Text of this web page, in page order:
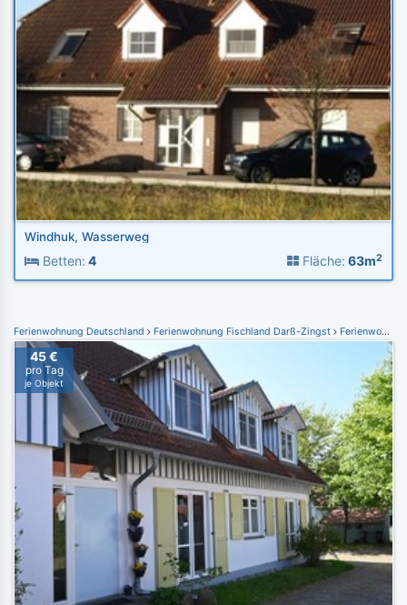
Windhuk, Wasserweg
Betten: 4 Fläche: 63m2
Ferienwohnung Deutschland Ferienwohnung Fischland Darß-Zingst Ferienwohnung Prerow
45 €
pro Tag
je Objekt